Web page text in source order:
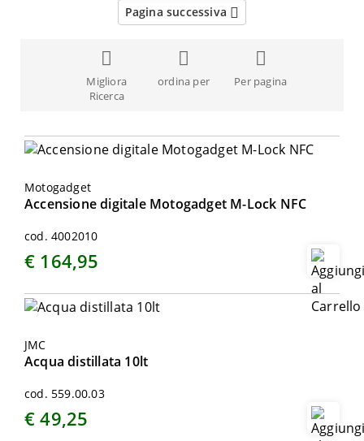
Pagina successiva
Migliora
Ricerca
ordina per Per pagina
Motogadget
Accensione digitale Motogadget M-Lock NFC
cod. 4002010
€ 164,95
JMC
Acqua distillata 10lt
cod. 559.00.03
€ 49,25